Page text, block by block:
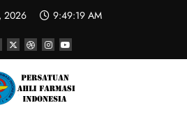
2026 9:49:19 AM